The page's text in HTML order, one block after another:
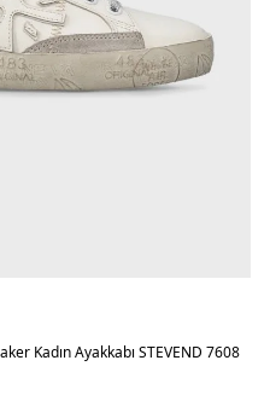
Kadın Ayakkabı STEVEND 7608